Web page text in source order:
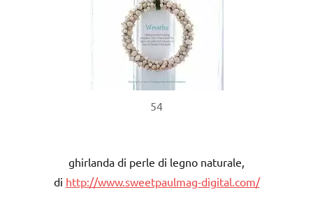
54
ghirlanda di perle di legno naturale,
di http://www.sweetpaulmag-digital.com/